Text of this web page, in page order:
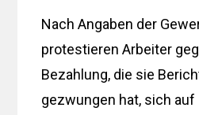
Nach Angaben der
protestieren Arbeiter
Bezahlung, die sie
gezwungen hat, sich auf